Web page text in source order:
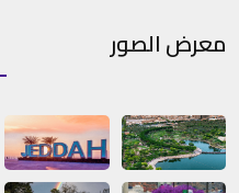
معرض الصور